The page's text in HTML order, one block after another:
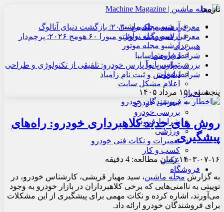
آرشیو مجله ماشین
آرشیو مجله نوآور
آرشیو مجله موتور
درباره ما
تماس با ما
تبلیغات
اعلام مشکل سایت
اخبار
معرفی خودرو
بررسی خودرو
شرایط فروش
ورزشی
تعمیرات و نکات فنی خودرو
کسب و کار
عکس
فروشگاه
تازه‌ها
معرفی هنسی بلک‌برد ۲۰۳۰: بازگشت دنیای آنالوگ
معرفی لامبورگینی روئلتو میورا ۶۰ هومج ۲۰۲۶: پرچم‌دار
هیبریدی
شرایط فروش سایپا
بررسی پارس نوآ پارس خودرو: تلفیقی از تکنولوژی و طراحی
شرایط فروش و ثبت نام زامیاد
پنجشنبه , ۱۵ مرداد ۱۴۰۵
روش های جدید کلاهبرداری خودرو: راه‌های
پیشگیری
۱۴۰۳-۰۷-۱۶زمان مطالعه: 4 دقیقه
به گزارش مجله ماشین، ​سید مهیار قریشی، کارشناس خودرو، در
توییتی به ناامنی‌هایی که برخی کلاهبرداران در بازار خودرو به وجود
می‌آورند، اشاره کرده و نکات مهمی برای پیشگیری از این مشکلات
برای فروشندگان خودرو ارائه داد.​